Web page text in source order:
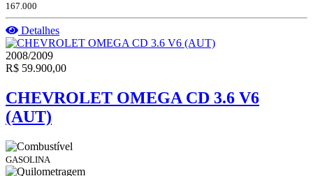
167.000
Detalhes
2008/2009
R$ 59.900,00
CHEVROLET OMEGA CD 3.6 V6
(AUT)
GASOLINA